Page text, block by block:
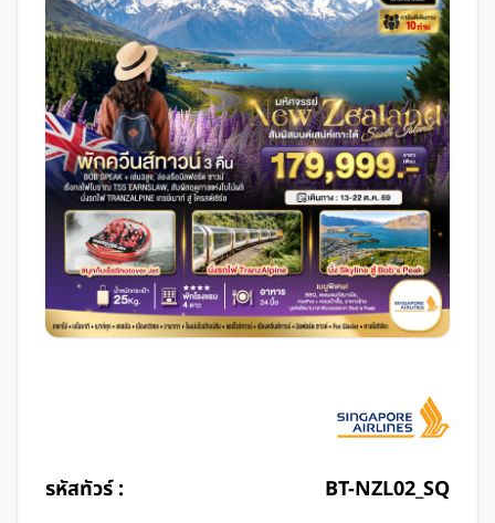
รหัสทัวร์ :
BT-NZL02_SQ